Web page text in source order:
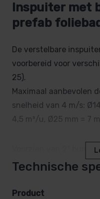
Inspuiter met
prefab
De verstelbare
voorbereid voor
25).
Maximaal aanbevolen
snelheid van 4 m/s:
4,5 m³/u, Ø25 mm = 7
Voorzien van 2″
lijm verbinding
Geschikt voor folie
Technische
Product